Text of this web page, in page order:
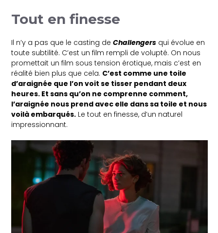
Tout en finesse
Il n’y a pas que le casting deChallengers qui évolue en
toute subtilité. C’est un film rempli de volupté. On nous
promettait un film sous tension érotique, mais c’est en
réalité bien plus que cela. C’est comme une toile
d’araignée que l’on voit se tisser pendant deux
heures. Et sans qu’on ne comprenne comment,
l’araignée nous prend avec elle dans sa toile et nous
voilà embarqués. Le tout en finesse, d’un naturel
impressionnant.